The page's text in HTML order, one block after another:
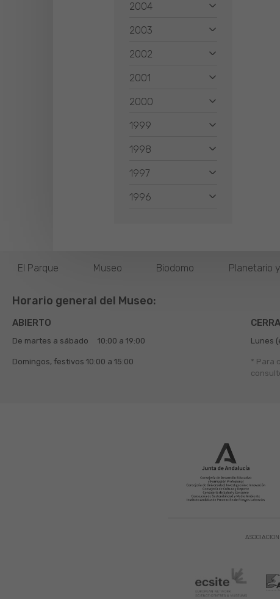
2004
2003
2002
2001
2000
1999
1998
1997
1996
El Parque Museo Biodomo Planetario
Horario general del Museo:
ABIERTO
De martes a sábado 10:00 a 19:00
Domingos, festivos 10:00 a 15:00
Lunes
* Para